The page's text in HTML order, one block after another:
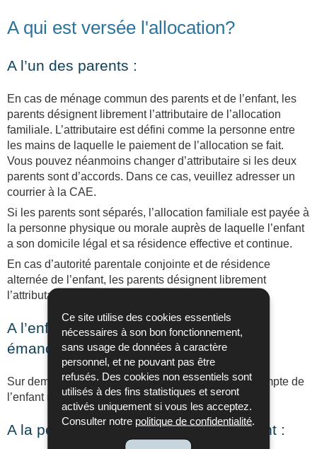
Ce site utilise des cookies essentiels
nécessaires à son bon fonctionnement,
sans usage de données à caractère
personnel, et ne pouvant pas être
refusés. Des cookies non essentiels sont
utilisés à des fins statistiques et seront
activés uniquement si vous les acceptez.
Consulter notre politique de confidentialité
A qui est versée l'allocation?
A l’un des parents :
En cas de ménage commun des parents et de l’enfant, les
parents désignent librement l’attributaire de l’allocation
familiale. L’attributaire est défini comme la personne entre
les mains de laquelle le paiement de l’allocation se fait.
Vous pouvez néanmoins changer d’attributaire si les deux
parents sont d’accords. Dans ce cas, veuillez adresser un
courrier à la CAE.
Si les parents sont séparés, l’allocation familiale est payée à
la personne physique ou morale auprès de laquelle l’enfant
a son domicile légal et sa résidence effective et continue.
En cas d’autorité parentale conjointe et de résidence
alternée de l’enfant, les parents désignent librement
l’attributaire de l’allocation familiale.
A l’enfant majeur ou à l’enfant mineur
émancipé:
Sur demande, l’allocation peut être versée sur le compte de
l’enfant majeur ou mineur émancipé.
A la personne ayant la garde de l’enfant :